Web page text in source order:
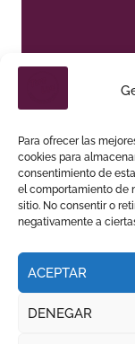
Para ofrecer las
cookies para
consentimiento de
el comportamiento de
sitio. No consentir o
negativamente a
ACEPTAR
DENEGAR
DANIEL LUQUE
PONTEVEDRA